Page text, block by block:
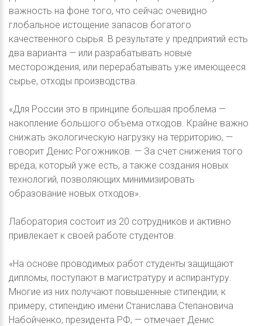
важность на фоне того, что сейчас очевидно
глобальное истощение запасов богатого
качественного сырья. В результате у предприятий есть
два варианта — или разрабатывать новые
месторождения, или перерабатывать уже имеющееся
сырье, отходы производства.
«Для России это в принципе большая проблема —
накопление большого объема отходов. Крайне важно
снижать экологическую нагрузку на территорию, —
говорит Денис Рогожников. — За счет снижения того
вреда, который уже есть, а также создания новых
технологий, позволяющих минимизировать
образование новых отходов».
Лаборатория состоит из 20 сотрудников и активно
привлекает к своей работе студентов.
«На основе проводимых работ студенты защищают
дипломы, поступают в магистратуру и аспирантуру.
Многие из них получают повышенные стипендии, к
примеру, стипендию имени Станислава Степановича
Набойченко, президента РФ, — отмечает Денис